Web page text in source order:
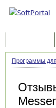
Программы